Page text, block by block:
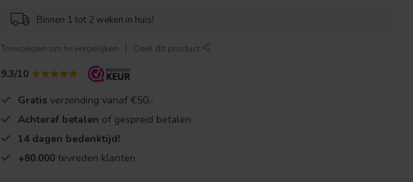
Binnen 1 tot 2 weken in huis!
Toevoegen om te vergelijken Deel dit product
9.3/10
Gratis verzending vanaf €50,-
Achteraf betalen of gespreid betalen
14 dagen bedenktijd!
+80.000 tevreden klanten